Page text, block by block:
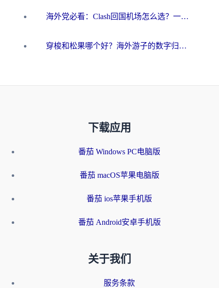
海外党必看：Clash回国机场怎么选？一篇搞定无缝访问国内资源的全攻略
穿梭和松果哪个好？海外游子的数字归乡路，到底该怎么选
下载应用
番茄 Windows PC电脑版
番茄 macOS苹果电脑版
番茄 ios苹果手机版
番茄 Android安卓手机版
关于我们
服务条款